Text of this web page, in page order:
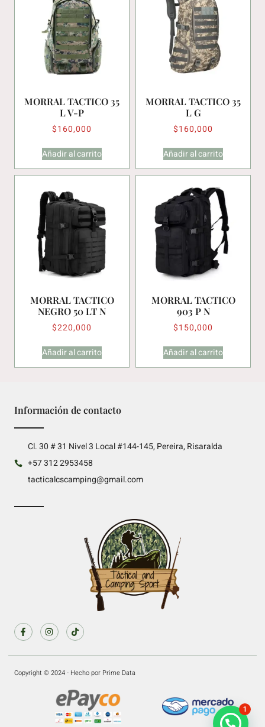
MORRAL TACTICO 35
L V-P
$160,000
Añadir al carrito
MORRAL TACTICO 35
L G
$160,000
Añadir al carrito
MORRAL TACTICO
NEGRO 50 LT N
$220,000
Añadir al carrito
MORRAL TACTICO
903 P N
$150,000
Añadir al carrito
Información de contacto
Cl. 30 # 31 Nivel 3 Local #144-145, Pereira, Risaralda
+57 312 2953458
tacticalcscamping@gmail.com
Copyright © 2024 - Hecho por Prime Data
1